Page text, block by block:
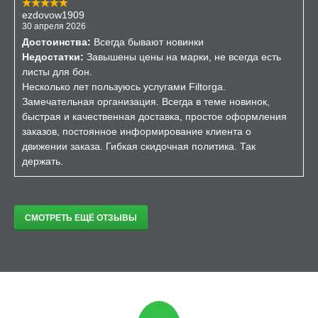
ezdovow1909
30 апреля 2026
Достоинства: Всегда бывают новинки
Недостатки: Завышены цены на марки, не всегда есть
листы для бон.
Несколько лет пользуюсь услугами Filtorga.
Замечательная организация. Всегда в теме новинок,
быстрая и качественная доставка, простое оформления
заказов, постоянное информирование клиента о
движении заказа. Гибкая скидочная политика. Так
держать.
СМОТРЕТЬ ЕЩЁ ОТЗЫВЫ